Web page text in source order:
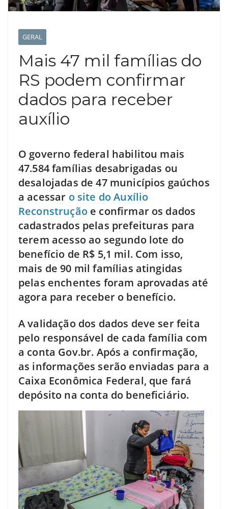
GERAL
Mais 47 mil famílias do
RS podem confirmar
dados para receber
auxílio
O governo federal habilitou mais
47.584 famílias desabrigadas ou
desalojadas de 47 municípios gaúchos
a acessar o site do Auxílio
Reconstruçãoe confirmar os dados
cadastrados pelas prefeituras para
terem acesso ao segundo lote do
benefício de R$ 5,1 mil. Com isso,
mais de 90 mil famílias atingidas
pelas enchentes foram aprovadas até
agora para receber o benefício.
A validação dos dados deve ser feita
pelo responsável de cada família com
a conta Gov.br. Após a confirmação,
as informações serão enviadas para a
Caixa Econômica Federal, que fará
depósito na conta do beneficiário.